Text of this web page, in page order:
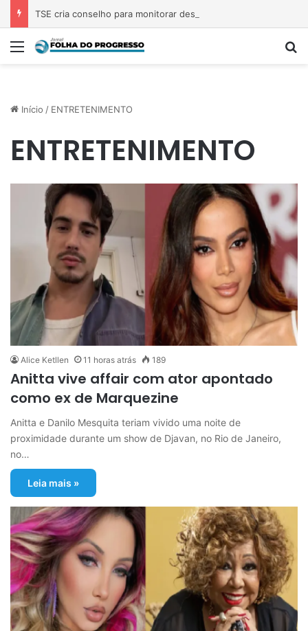
Menu
Início / ENTRETENIMENTO
ENTRETENIMENTO
Alice Ketllen 11 horas atrás 189
Anitta vive affair com ator apontado
como ex de Marquezine
Anitta e Danilo Mesquita teriam vivido uma noite de
proximidade durante um show de Djavan, no Rio de Janeiro,
no…
Leia mais »